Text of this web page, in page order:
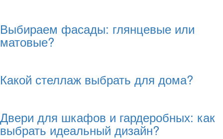
Выбираем фасады: глянцевые или
матовые?
Какой стеллаж выбрать для дома?
Двери для шкафов и гардеробных: как
выбрать идеальный дизайн?